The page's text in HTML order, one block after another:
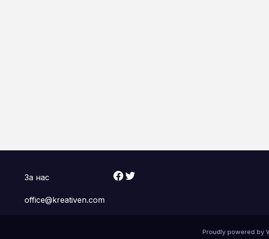
За нас
office@kreativen.com
Facebook Twitter
Proudly powered by